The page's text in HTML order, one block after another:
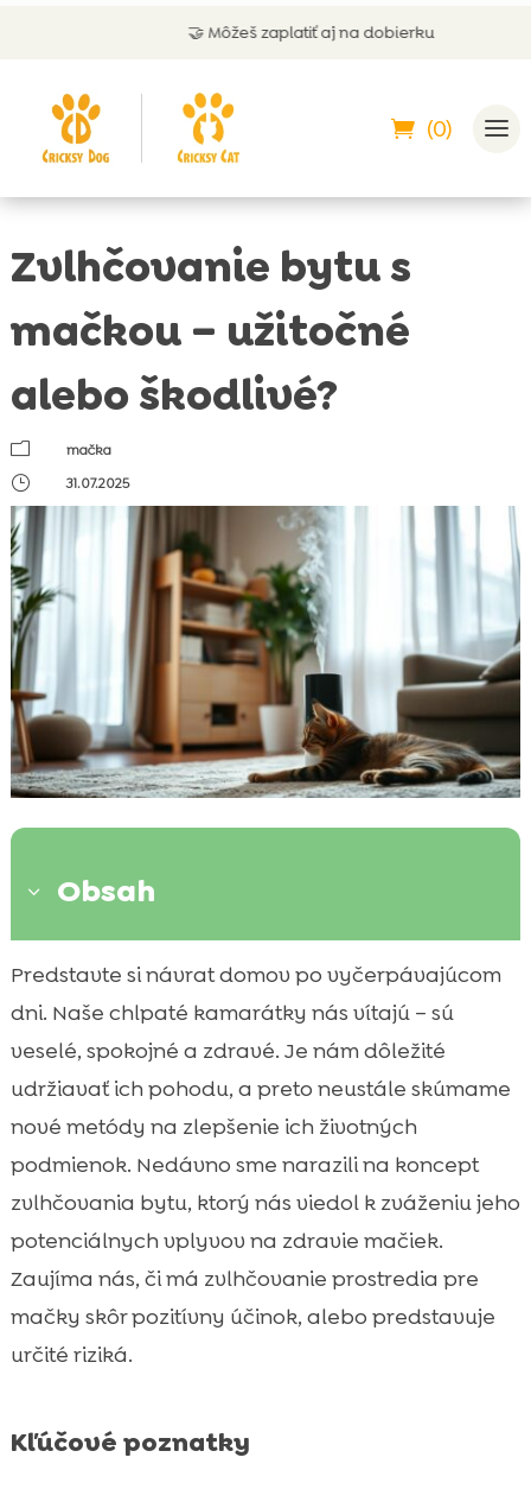
🤝 Môžeš zaplatiť aj na dobierku
(0)
Zvlhčovanie bytu s
mačkou – užitočné
alebo škodlivé?
m
mačka
}
31.07.2025
3 Obsah
 Prečo je dôležité zvlhčovanie bytu?
 Vplyv na mačky a ich zdravie
 Správna úroveň vlhkosti pre mačky

Riziká spojené so zvlhčovaním bytu pre
mačky
Rôzne druhy zvlhčovačov vzduhu
Bezpečné používanie zvlhčovača vzduchu
s mačkou
Prírodné metódy zvlhčovania bytu
 Vplyv zvlhčovania na alergie u mačiek
Jeseň: zvlhčovanie bytu a mačka na jeseň
Kombinácia zvlhčovania a vykurovania v
 CricksyCat krmivo pre mačky
Predstavte si návrat domov po vyčerpávajúcom
dni. Naše chlpaté kamarátky nás vítajú – sú
veselé, spokojné a zdravé. Je nám dôležité
udržiavať ich pohodu, a preto neustále skúmame
nové metódy na zlepšenie ich životných
podmienok. Nedávno sme narazili na koncept
zvlhčovania bytu, ktorý nás viedol k zváženiu jeho
potenciálnych vplyvov na zdravie mačiek.
Zaujíma nás, či má zvlhčovanie prostredia pre
mačky skôr pozitívny účinok, alebo predstavuje
určité riziká.
Kľúčové poznatky